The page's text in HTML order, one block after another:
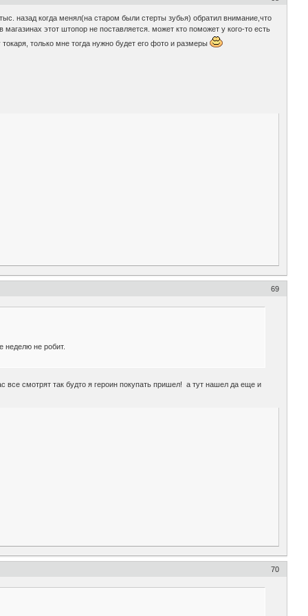
назад когда менял(на старом были стерты зубья) обратил внимание,что
этот штопор не поставляется. может кто поможет у кого-то есть
только мне тогда нужно будет его фото и размеры
69
неделю не робит.
смотрят так будто я героин покупать пришел! а тут нашел да еще и
70